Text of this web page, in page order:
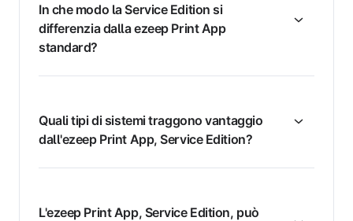
In che modo la Service Edition si
differenzia dalla ezeep Print App
standard?
Quali tipi di sistemi traggono vantaggio
dall'ezeep Print App, Service Edition?
L'ezeep Print App, Service Edition, può